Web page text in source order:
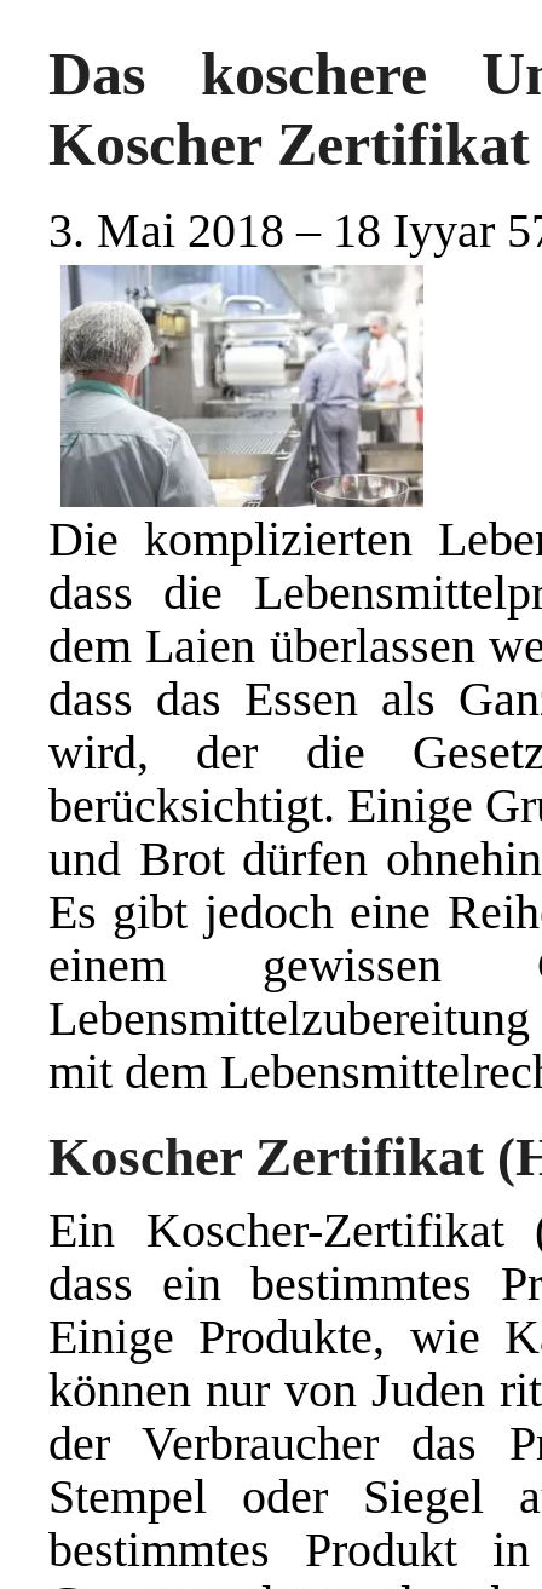
Das koschere
Koscher Zertifikat
3. Mai 2018 – 18 Iyyar
Die komplizierten
dass die
dem Laien überlassen
dass das Essen als
wird, der die
berücksichtigt. Einige
und Brot dürfen
Es gibt jedoch eine
einem gewissen
mit dem
Koscher Zertifikat
Ein Koscher-Zertifikat
dass ein bestimmtes
Einige Produkte, wie
können nur von Juden
der Verbraucher das
Stempel oder Siegel
bestimmtes Produkt